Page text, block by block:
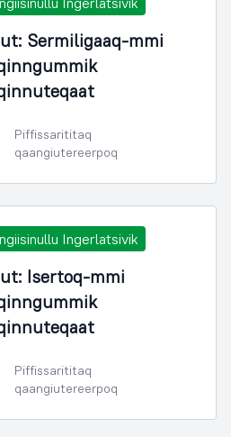
Sermiligaaq-mmi
Piffissarititaq
qaangiutereerpoq
Ingerlatsivik
Isertoq-mmi
Piffissarititaq
qaangiutereerpoq